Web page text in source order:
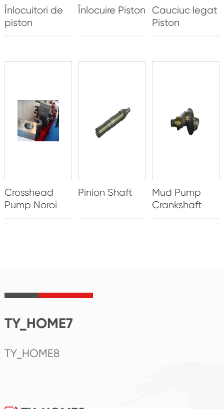
Înlocuitori de
piston
Înlocuire Piston
Cauciuc legat
Piston
Crosshead
Pump Noroi
Pinion Shaft
Mud Pump
Crankshaft
TY_HOME7
TY_HOME8